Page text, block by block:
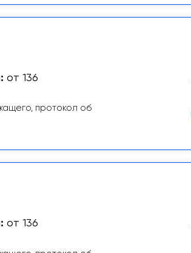
от 136
протокол об
от 136